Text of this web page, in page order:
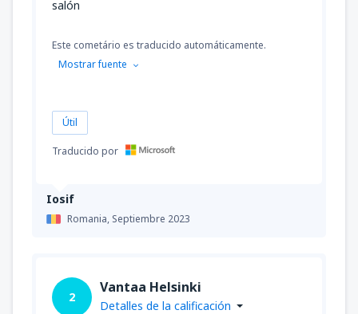
Iosif
Romania, Septiembre 2023
salón
Este cometário es traducido automáticamente.
Mostrar fuente
Útil
Traducido por
2
Vantaa Helsinki
Detalles de la calificación